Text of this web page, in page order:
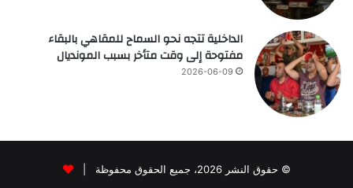
الداخلية تتجه نحو السماح للمقاهي بالبقاء
مفتوحة إلى وقت متأخر بسبب المونديال
2026-06-09
© حقوق النشر 2026، جميع الحقوق محفوظة |